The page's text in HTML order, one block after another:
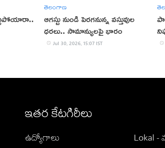
తెలంగాణ
ఆగస్టు నుండి పెరగనున్న వస్తువుల
ధరలు.. సామాన్యులపై భారం
Jul 30, 2026, 15:07 IST
ఇతర కేటగిరీలు
ఉద్యోగాలు
Lokal -